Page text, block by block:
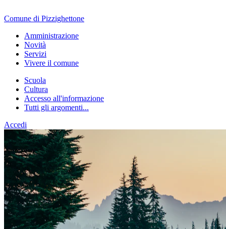
Comune di Pizzighettone
Amministrazione
Novità
Servizi
Vivere il comune
Scuola
Cultura
Accesso all'informazione
Tutti gli argomenti...
Accedi